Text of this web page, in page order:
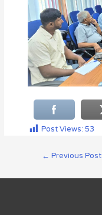
Post Views: 53
← Previous Post